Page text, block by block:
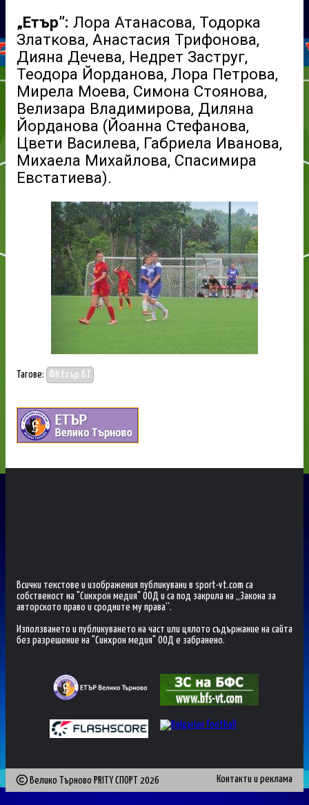
„Етър”: Лора Атанасова, Тодорка
Златкова, Анастасия Трифонова,
Дияна Дечева, Недрет Заструг,
Теодора Йорданова, Лора Петрова,
Мирела Моева, Симона Стоянова,
Велизара Владимирова, Диляна
Йорданова (Йоанна Стефанова,
Цвети Василева, Габриела Иванова,
Михаела Михайлова, Спасимира
Евстатиева).
Тагове: ФК Етър ВТ
Всички текстове и изображения публикувани в sport-vt.com са
собственост на "Синхрон медия" ООД и са под закрила на „Закона за
авторското право и сродните му права“.
Използването и публикуването на част или цялото съдържание на сайта
без разрешение на "Синхрон медия" ООД е забранено.
Велико Търново PRITY СПОРТ 2026 Контакти и реклама